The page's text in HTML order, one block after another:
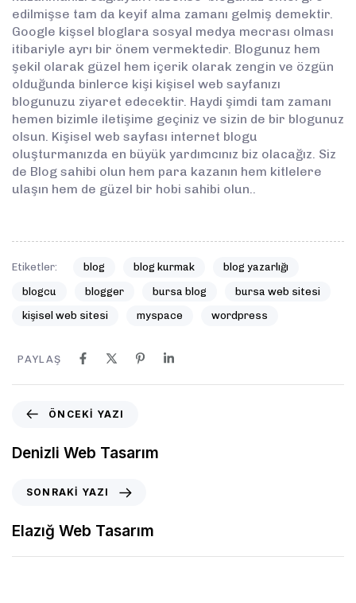
edilmişse tam da keyif alma zamanı gelmiş demektir.
Google kişsel bloglara sosyal medya mecrası olması
itibariyle ayrı bir önem vermektedir. Blogunuz hem
şekil olarak güzel hem içerik olarak zengin ve özgün
olduğunda binlerce kişi kişisel web sayfanızı
blogunuzu ziyaret edecektir. Haydi şimdi tam zamanı
hemen bizimle iletişime geçiniz ve sizin de bir blogunuz
olsun. Kişisel web sayfası internet blogu
oluşturmanızda en büyük yardımcınız biz olacağız. Siz
de Blog sahibi olun hem para kazanın hem kitlelere
ulaşın hem de güzel bir hobi sahibi olun..
Etiketler: blog blog kurmak blog yazarlığı
blogcu blogger bursa blog bursa web sitesi
kişisel web sitesi myspace wordpress
PAYLAŞ
ÖNCEKI YAZI
Denizli Web Tasarım
SONRAKI YAZI
Elazığ Web Tasarım